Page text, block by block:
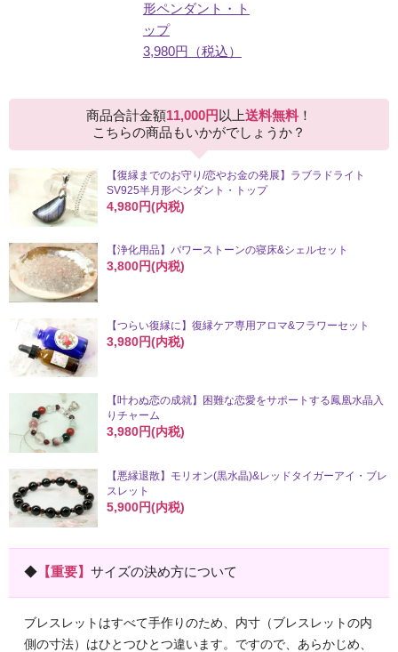
形ペンダント・ト
ップ
3,980円（税込）
商品合計金額11,000円 以上送料無料 ！
こちらの商品もいかがでしょうか？
【復縁までのお守り/恋やお金の発展】ラブラドライト
SV925半月形ペンダント・トップ
4,980円(内税)
【浄化用品】パワーストーンの寝床&シェルセット
3,800円(内税)
【つらい復縁に】復縁ケア専用アロマ&フラワーセット
3,980円(内税)
【叶わぬ恋の成就】困難な恋愛をサポートする鳳凰水晶入
りチャーム
3,980円(内税)
【悪縁退散】モリオン(黒水晶)&レッドタイガーアイ・ブレ
スレット
5,900円(内税)
◆ 【重要】サイズの決め方について
ブレスレットはすべて手作りのため、内寸（ブレスレットの内
側の寸法）はひとつひとつ違います。ですので、あらかじめ、